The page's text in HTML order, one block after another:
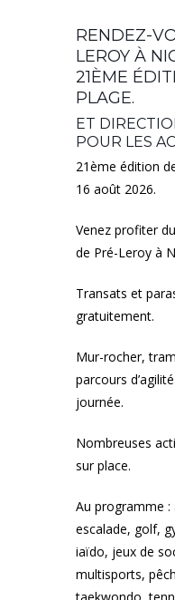
RENDEZ-
LEROY À
21ÈME
PLAGE.
ET
POUR LES
21ème édition
16 août 2026.
Venez profiter
de Pré-Leroy à
Transats et
gratuitement.
Mur-rocher,
parcours
journée.
Nombreuses
sur place.
Au programme
escalade, golf,
iaïdo, jeux de
multisports,
taekwondo,